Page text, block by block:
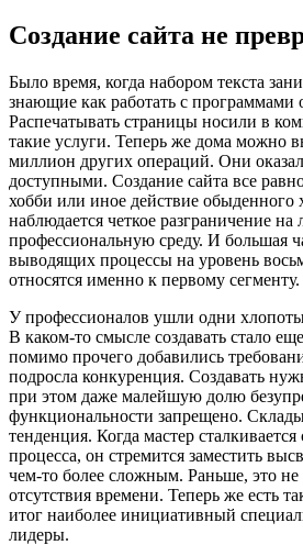
Создание сайта не
Было время, когда набором текста
знающие как работать с программами
Распечатывать страницы носили в
такие услуги. Теперь же дома можно
миллион других операций. Они
доступными. Создание сайта все
хобби или иное действие обыденного
наблюдается четкое разграничение
профессиональную среду. И большая
выводящих процессы на уровень
относятся именно к первому сегменту.
У профессионалов ушли одни
В каком-то смысле создавать стало
помимо прочего добавились
подросла конкуренция. Создавать
при этом даже малейшую долю
функциональности запрещено.
тенденция. Когда мастер
процесса, он стремится заместить
чем-то более сложным. Раньше, это не
отсутствия времени. Теперь же есть
итог наиболее инициативный
лидеры.